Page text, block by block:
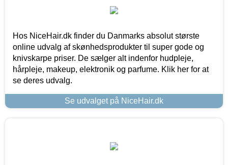
Hos NiceHair.dk finder du Danmarks absolut største
online udvalg af skønhedsprodukter til super gode og
knivskarpe priser. De sælger alt indenfor hudpleje,
hårpleje, makeup, elektronik og parfume. Klik her for at
se deres udvalg.
Se udvalget på NiceHair.dk